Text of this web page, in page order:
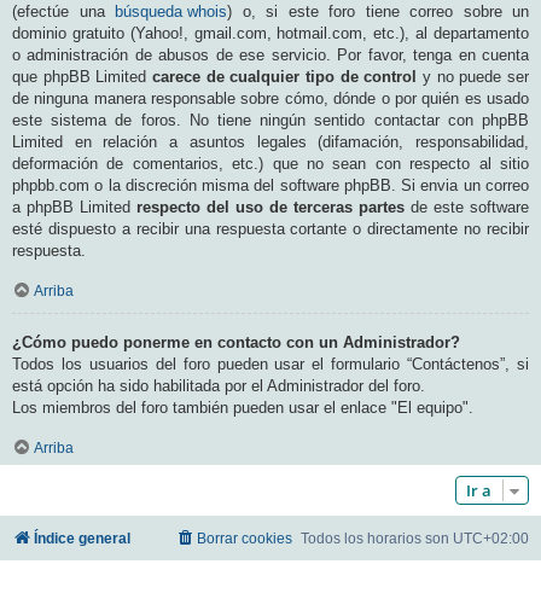
(efectúe una
búsqueda whois) o, si este foro tiene correo sobre un
dominio gratuito (Yahoo!, gmail.com, hotmail.com, etc.), al departamento
o administración de abusos de ese servicio. Por favor, tenga en cuenta
que phpBB Limited carece de cualquier tipo de control y no puede ser
de ninguna manera responsable sobre cómo, dónde o por quién es usado
este sistema de foros. No tiene ningún sentido contactar con phpBB
Limited en relación a asuntos legales (difamación, responsabilidad,
deformación de comentarios, etc.) que no sean con respecto al sitio
phpbb.com o la discreción misma del software phpBB. Si envia un correo
a phpBB Limited respecto del uso de terceras partes de este software
esté dispuesto a recibir una respuesta cortante o directamente no recibir
respuesta.
Arriba
¿Cómo puedo ponerme en contacto con un Administrador?
Todos los usuarios del foro pueden usar el formulario “Contáctenos”, si
está opción ha sido habilitada por el Administrador del foro.
Los miembros del foro también pueden usar el enlace "El equipo".
Arriba
Ir a
Índice general Todos los horarios son UTC+02:00
Borrar cookies